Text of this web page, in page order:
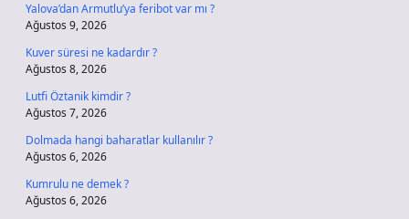
Yalova’dan Armutlu’ya feribot var mı ?
Ağustos 9, 2026
Kuver süresi ne kadardır ?
Ağustos 8, 2026
Lutfi Öztanik kimdir ?
Ağustos 7, 2026
Dolmada hangi baharatlar kullanılır ?
Ağustos 6, 2026
Kumrulu ne demek ?
Ağustos 6, 2026